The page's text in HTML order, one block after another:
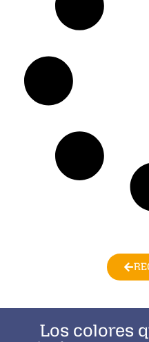
Los colores